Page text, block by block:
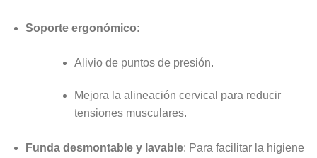
Soporte ergonómico:
Alivio de puntos de presión.
Mejora la alineación cervical para reducir
tensiones musculares.
Funda desmontable y lavable: Para facilitar la higiene